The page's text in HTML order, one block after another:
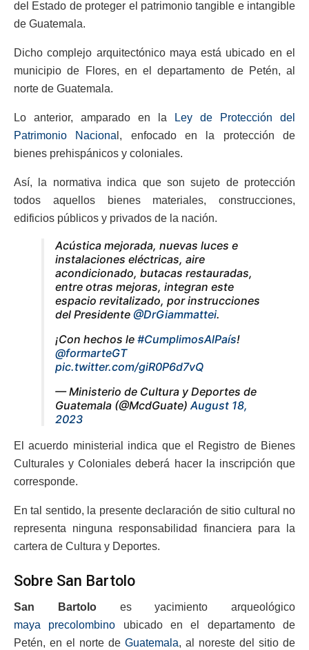
del Estado de proteger el patrimonio tangible e intangible
de Guatemala.
Dicho complejo arquitectónico maya está ubicado en el
municipio de Flores, en el departamento de Petén, al
norte de Guatemala.
Lo anterior, amparado en la
Ley de Protección del
Patrimonio Naciona l, enfocado en la protección de
bienes prehispánicos y coloniales.
Así, la normativa indica que son sujeto de protección
todos aquellos bienes materiales, construcciones,
edificios públicos y privados de la nación.
Acústica mejorada, nuevas luces e
instalaciones eléctricas, aire
acondicionado, butacas restauradas,
entre otras mejoras, integran este
espacio revitalizado, por instrucciones
del Presidente @DrGiammattei.
¡Con hechos le #CumplimosAlPaís!
@formarteGT
pic.twitter.com/giR0P6d7vQ
— Ministerio de Cultura y Deportes de
Guatemala (@McdGuate)August 18,
2023
El acuerdo ministerial indica que el Registro de Bienes
Culturales y Coloniales deberá hacer la inscripción que
corresponde.
En tal sentido, la presente declaración de sitio cultural no
representa ninguna responsabilidad financiera para la
cartera de Cultura y Deportes.
Sobre San Bartolo
San Bartoloes yacimiento arqueológico
maya
precolombino ubicado en el departamento de
Petén, en el norte de Guatemala, al noreste del sitio de